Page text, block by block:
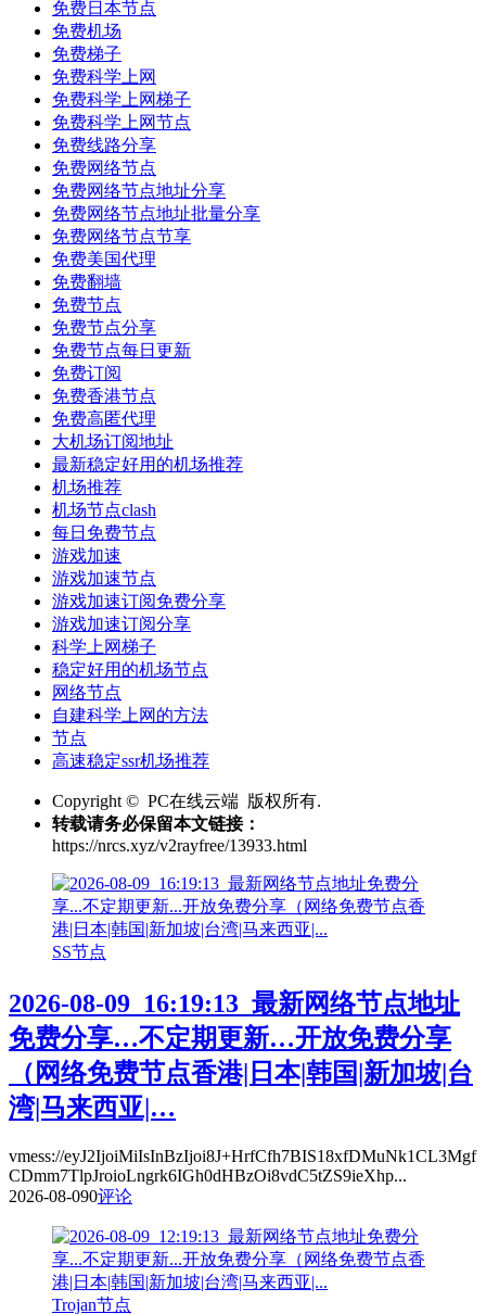
免费日本节点
免费机场
免费梯子
免费科学上网
免费科学上网梯子
免费科学上网节点
免费线路分享
免费网络节点
免费网络节点地址分享
免费网络节点地址批量分享
免费网络节点节享
免费美国代理
免费翻墙
免费节点
免费节点分享
免费节点每日更新
免费订阅
免费香港节点
免费高匿代理
大机场订阅地址
最新稳定好用的机场推荐
机场推荐
机场节点clash
每日免费节点
游戏加速
游戏加速节点
游戏加速订阅免费分享
游戏加速订阅分享
科学上网梯子
稳定好用的机场节点
网络节点
自建科学上网的方法
节点
高速稳定ssr机场推荐
Copyright © PC在线云端 版权所有.
转载请务必保留本文链接：
https://nrcs.xyz/v2rayfree/13933.html
SS节点
2026-08-09_16:19:13_最新网络节点地址
免费分享…不定期更新…开放免费分享
（网络免费节点香港|日本|韩国|新加坡|台
湾|马来西亚|…
vmess://eyJ2IjoiMiIsInBzIjoi8J+HrfCfh7BIS18xfDMuNk1CL3Mgf
CDmm7TlpJroioLngrk6IGh0dHBzOi8vdC5tZS9ieXhp...
2026-08-090评论
Trojan节点